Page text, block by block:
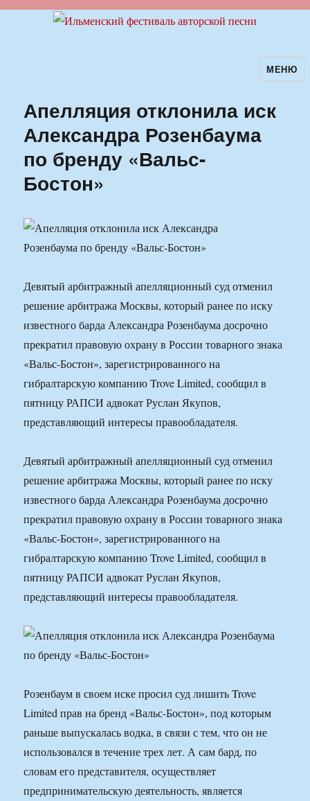
Ильменский фестиваль авторскойМЕНЮ
Апелляция отклонила иск
Александра Розенбаума
по бренду «Вальс-
Бостон»
Девятый арбитражный апелляционный суд отменил
решение арбитража Москвы, который ранее по иску
известного барда Александра Розенбаума досрочно
прекратил правовую охрану в России товарного знака
«Вальс-Бостон», зарегистрированного на
гибралтарскую компанию Trove Limited, сообщил в
пятницу РАПСИ адвокат Руслан Якупов,
представляющий интересы правообладателя.
Девятый арбитражный апелляционный суд отменил
решение арбитража Москвы, который ранее по иску
известного барда Александра Розенбаума досрочно
прекратил правовую охрану в России товарного знака
«Вальс-Бостон», зарегистрированного на
гибралтарскую компанию Trove Limited, сообщил в
пятницу РАПСИ адвокат Руслан Якупов,
представляющий интересы правообладателя.
Розенбаум в своем иске просил суд лишить Trove
Limited прав на бренд «Вальс-Бостон», под которым
раньше выпускалась водка, в связи с тем, что он не
использовался в течение трех лет. А сам бард, по
словам его представителя, осуществляет
предпринимательскую деятельность, является